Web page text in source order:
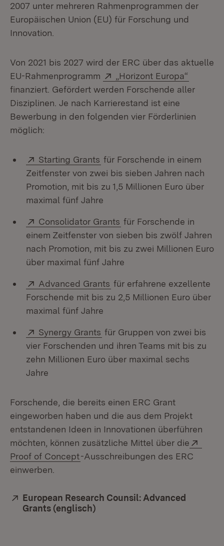
2007 unter mehreren Rahmenprogrammen der
Europäischen Union (EU) für Forschung und
Innovation.
Von 2021 bis 2027 wird der ERC über das aktuelle
EU-Rahmenprogramm
Extern:
„Horizont Europa“
finanziert. Gefördert werden Forschende aller
Disziplinen. Je nach Karrierestand ist eine
Bewerbung in den folgenden vier Förderlinien
möglich:
Extern:
Starting Grants (Öffnet in neuem Fenster)
für Forschende in einem
Zeitfenster von zwei bis sieben Jahren nach
Promotion, mit bis zu 1,5 Millionen Euro über
maximal fünf Jahre
Extern:
Consolidator Grants (Öffnet in neuem
für Forschende in
einem Zeitfenster von sieben bis zwölf Jahren
nach Promotion, mit bis zu zwei Millionen Euro
über maximal fünf Jahre
Extern:
Advanced Grants (Öffnet in neuem Fenster)
für erfahrene exzellente
Forschende mit bis zu 2,5 Millionen Euro über
maximal fünf Jahre
Extern:
Synergy Grants (Öffnet in neuem Fenster)
für Gruppen von zwei bis
vier Forschenden und ihren Teams mit bis zu
zehn Millionen Euro über maximal sechs
Jahre
Forschende, die bereits einen ERC Grant
eingeworben haben und die aus dem Projekt
entstandenen Ideen in Innovationen überführen
möchten, können zusätzliche Mittel über die
Proof of Concept(Öffnet in neuem Fenster)
-Ausschreibungen des ERC
einwerben.
Extern:
European Research Counsil: Advanced
Grants (englisch)